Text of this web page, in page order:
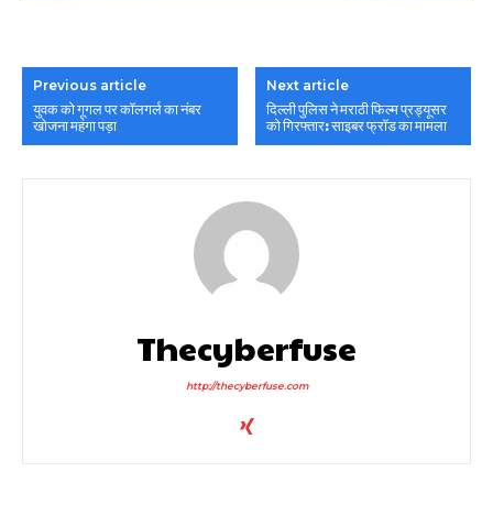
Previous article
युवक को गूगल पर कॉलगर्ल का नंबर
खोजना महंगा पड़ा
Next article
दिल्ली पुलिस ने मराठी फिल्म प्रड्यूसर
को गिरफ्तार: साइबर फ्रॉड का मामला
Thecyberfuse
http://thecyberfuse.com